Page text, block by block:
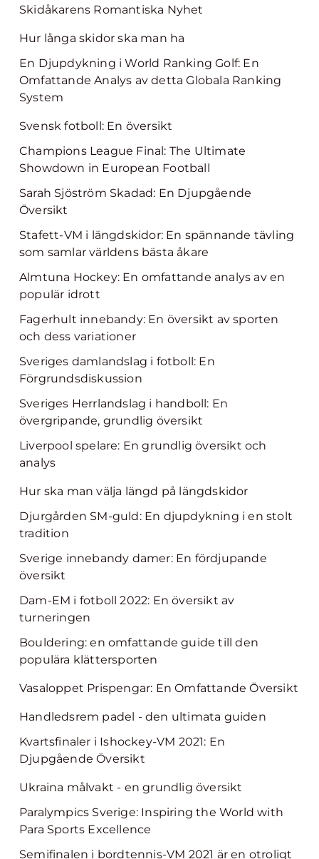
Skidåkarens Romantiska Nyhet
Hur långa skidor ska man ha
En Djupdykning i World Ranking Golf: En
Omfattande Analys av detta Globala Ranking
System
Svensk fotboll: En översikt
Champions League Final: The Ultimate
Showdown in European Football
Sarah Sjöström Skadad: En Djupgående
Översikt
Stafett-VM i längdskidor: En spännande tävling
som samlar världens bästa åkare
Almtuna Hockey: En omfattande analys av en
populär idrott
Fagerhult innebandy: En översikt av sporten
och dess variationer
Sveriges damlandslag i fotboll: En
Förgrundsdiskussion
Sveriges Herrlandslag i handboll: En
övergripande, grundlig översikt
Liverpool spelare: En grundlig översikt och
analys
Hur ska man välja längd på längdskidor
Djurgården SM-guld: En djupdykning i en stolt
tradition
Sverige innebandy damer: En fördjupande
översikt
Dam-EM i fotboll 2022: En översikt av
turneringen
Bouldering: en omfattande guide till den
populära klättersporten
Vasaloppet Prispengar: En Omfattande Översikt
Handledsrem padel - den ultimata guiden
Kvartsfinaler i Ishockey-VM 2021: En
Djupgående Översikt
Ukraina målvakt - en grundlig översikt
Paralympics Sverige: Inspiring the World with
Para Sports Excellence
Semifinalen i bordtennis-VM 2021 är en otroligt